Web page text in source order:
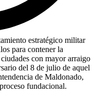
estratégico militar
para contener la
con mayor arraigo
del 8 de julio de aquel
de Maldonado,
fundacional.